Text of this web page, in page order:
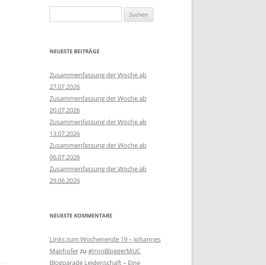
nach:
NEUESTE BEITRÄGE
Zusammenfassung der Woche ab
27.07.2026
Zusammenfassung der Woche ab
20.07.2026
Zusammenfassung der Woche ab
13.07.2026
Zusammenfassung der Woche ab
06.07.2026
Zusammenfassung der Woche ab
29.06.2026
NEUESTE KOMMENTARE
Links zum Wochenende 19 – Johannes
Mairhoferzu #IronBloggerMUC
Blogparade Leidenschaft – Eine